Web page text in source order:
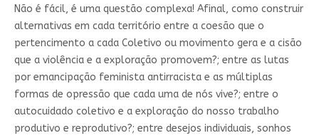
Não é fácil, é uma questão complexa! Afinal, como construir
alternativas em cada território entre a coesão que o
pertencimento a cada Coletivo ou movimento gera e a cisão
que a violência e a exploração promovem?; entre as lutas
por emancipação feminista antirracista e as múltiplas
formas de opressão que cada uma de nós vive?; entre o
autocuidado coletivo e a exploração do nosso trabalho
produtivo e reprodutivo?; entre desejos individuais, sonhos